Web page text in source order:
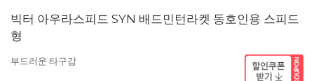
빅터 아우라스피드 SYN 배드민턴라켓 동호인용 스피드
형
부드러운 타구감